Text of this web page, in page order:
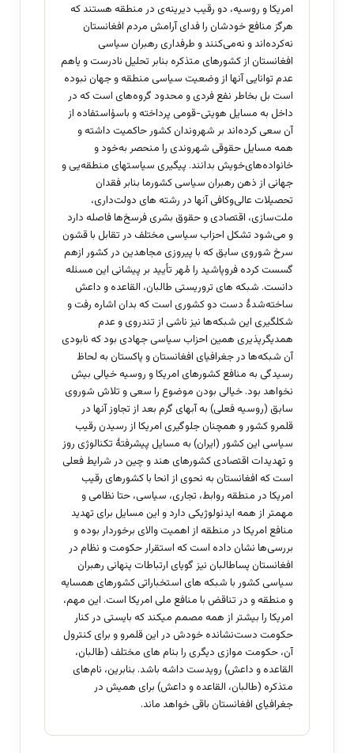
امریکا و روسیه، دو رقیب دیرینه‌ی در منطقه هستند که
هرگز منافع خودشان را فدای آرامش مردم افغانستان
نه‌کرده‌اند و نه‌می‌کنند و طرفداری رهبران سیاسی
افغانستان از کشورهای متذکره بنابر تحلیل نادرست و یاهم
عدم توانایی آنها از وضعیت سیاسی منطقه و جهان نبوده
است بل بخاطر نفع فردی و محدود گروه‌های است که در
داخل به مسایل هویتی-قومی پرداخته و باسؤاستفاده از
آن سعی کرده‌اند بر شهروندان کشور حاکمیت داشته و
همه مسایل حقوقی شهروندی را منحصر به‌خود و
خانواده‌های‌خویش بدانند. پیگیری سیاستهای منطقه‌یی و
جهانی از ذهن رهبران سیاسی کشورما بنابر فقدان
تحصیلات عالی‌وکافی آنها در رشته های دولت‌داری،
ملت‌سازی، اقتصادی و حقوق بشری فرسخ‌ها فاصله دارد
و می‌شود تشکل احزاب سیاسی مختلف در تقابل با قشون
سرخ شوروی سابق که با پیروزی مجاهدین در کشور ازهم
گسست کرده فروپاشید را مُهر تأیید بر پیشانی این مسئله
دانست. شبکه های تروریستی طالبان، القاعده و داعش
ساخته‌شدۀ دست دو کشوری است که بدان اشاره رفت و
شکلگیری این شبکه‌ها نیز ناشی از تندروی و عدم
همدیگرپذیری همین احزاب سیاسی جهادی بود که نابودی
آن شبکه‌ها در جغرافیای افغانستان و پاکستان به لحاظ
رسیدگی به منافع کشورهای امریکا و روسیه خیالی بیش
نخواهد بود. خیالی بودن موضوع را سعی و تلاش شوروی
سابق (روسیه فعلی) به آبهای گرم بعد از تجاوز آنها در
قلمرو کشور و همچنان جلوگیری امریکا از رسیدن رقیب
سیاسی این کشور (ایران) به مسایل پیشرفتۀ تکنالوژی روز
و تهدیدات اقتصادی کشورهای هند و چین در شرایط فعلی
است که افغانستان به نحوی از انحا با کشورهای رقیب
امریکا در منطقه روابط، تجاری، سیاسی، حتا نظامی و
مهمتر از همه ایدئولوژیکی دارد و این مسایل برای تهدید
منافع امریکا در منطقه از اهمیت والای برخوردار بوده و
بررسی‌ها نشان داده است که استقرار حکومت و نظام در
افغانستان پساطالبان نیز گویای ارتباطات پنهانی رهبران
سیاسی کشور با شبکه های استخباراتی کشورهای همسایه
و منطقه و در تناقض با منافع ملی امریکا است. این مهم،
امریکا را بیشتر از همه مصمم میکند که بایستی در کنار
حکومت دست‌نشانده خودش در این قلمرو و برای کنترول
آن، حکومت موازی دیگری را بنام های مختلف (طالبان،
القاعده و داعش) رویدست داشه باشد. بنابرین، نام‌های
متذکره (طالبان، القاعده و داعش) برای همیش در
جغرافیای افغانستان باقی خواهد ماند.